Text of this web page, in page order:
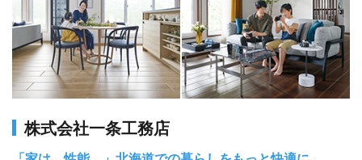
株式会社一条工務店